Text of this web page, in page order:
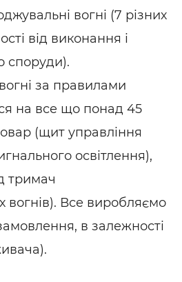
вогні (7 різних
від виконання і
споруди).
за правилами
на все що понад 45
(щит управління
освітлення),
тримач
вогнів). Все виробляємо
в залежності